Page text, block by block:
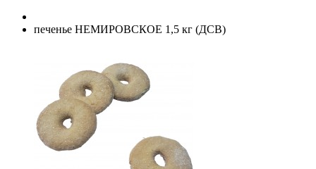
печенье НЕМИРОВСКОЕ 1,5 кг (ДСВ)